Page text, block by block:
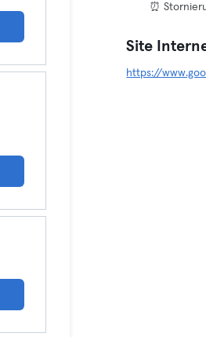
⏰
Site
https://